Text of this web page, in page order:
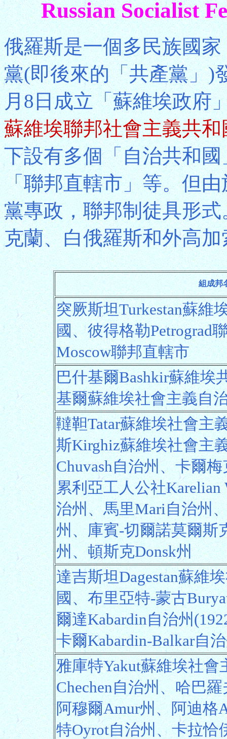
Russian Socialist
俄羅斯是一個多民族國
黨(即後來的「共產黨」)
月8日成立「蘇維埃政府
蘇維埃聯邦社會主義共和
下設有多個「自治共和
「聯邦直轄市」等。但
黨專政，聯邦制徒具形
克蘭、白俄羅斯和外高
組成邦
突厥斯坦Turkestan蘇維
國、彼得格勒Petrograd
Moscow聯邦直轄市
巴什基爾Bashkir蘇維埃
基爾蘇維埃社會主義自
韃靼Tatar蘇維埃社會主
斯Kirghiz蘇維埃社會主
Chuvash自治州、卡爾
累利亞工人公社Karelian
治州、馬里Mari自治州
州、庫賓-切爾諾莫爾斯
州、頓斯克Donsk州
達吉斯坦Dagestan蘇維
國、布里亞特-蒙古
爾達Kabardin自治州
卡爾Kabardin-Balkar自
雅庫特Yakut蘇維埃社
Chechen自治州、哈巴
阿穆爾Amur州、阿迪格
特Oyrot自治州、卡拉恰